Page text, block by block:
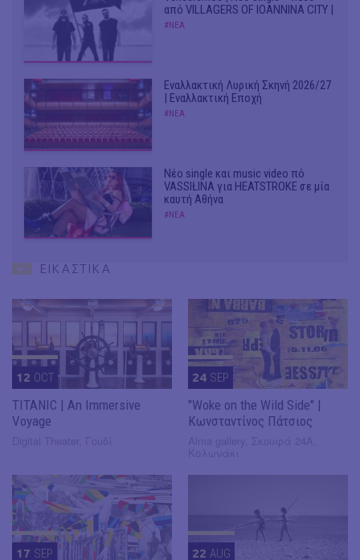
από VILLAGERS OF IOANNINA CITY |
#ΝΕΑ
Εναλλακτική Λυρική Σκηνή 2026/27
| Εναλλακτική Εποχή
#ΝΕΑ
Νέο single και music video πό
VASSIŁINA για HEATSTROKE σε μία
καυτή Αθήνα
#ΝΕΑ
ΕΙΚΑΣΤΙΚΑ
12 OCT
TITANIC | An Immersive
Voyage
24 SEP
"Woke on the Wild Side" |
Κωνσταντίνος Πάτσιος
17 SEP 22 AUG